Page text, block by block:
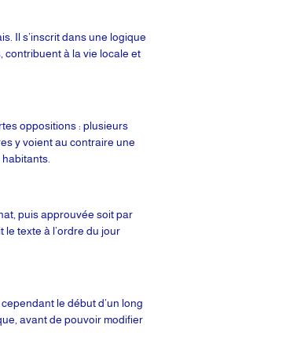
Il s’inscrit dans une logique
contribuent à la vie locale et
oppositions : plusieurs
y voient au contraire une
puis approuvée soit par
le texte à l’ordre du jour
le début d’un long
avant de pouvoir modifier